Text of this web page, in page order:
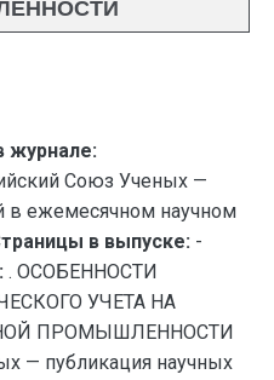
журнале:
Союз Ученых —
в ежемесячном научном
в выпуске: -
. ОСОБЕННОСТИ
УЧЕТА НА
ПРОМЫШЛЕННОСТИ
— публикация научных